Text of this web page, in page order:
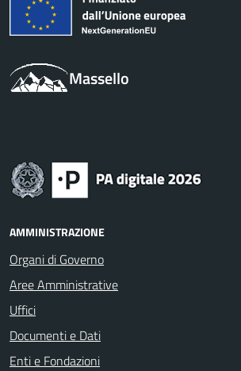
Massello
AMMINISTRAZIONE
Organi di Governo
Aree Amministrative
Uffici
Documenti e Dati
Enti e Fondazioni